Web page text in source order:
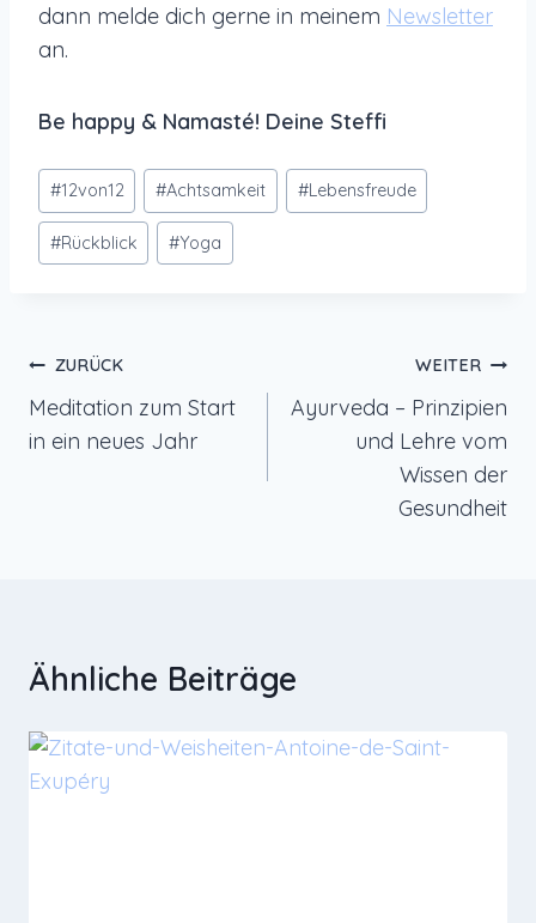
dann melde dich gerne in meinem Newsletter
an.
Be happy & Namasté! Deine Steffi
Schlagworte:
#12von12 #Achtsamkeit #Lebensfreude
#Rückblick #Yoga
Beitragsnavigation
ZURÜCK
Meditation zum Start
in ein neues Jahr
WEITER
Ayurveda – Prinzipien
und Lehre vom
Wissen der
Gesundheit
Ähnliche Beiträge